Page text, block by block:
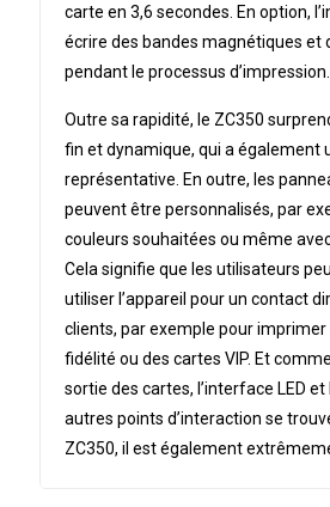
carte en 3,6 secondes. En option,
écrire des bandes magnétiques et
pendant le processus d’impression.
Outre sa rapidité, le ZC350
fin et dynamique, qui a également
représentative. En outre, les
peuvent être personnalisés, par
couleurs souhaitées ou même
Cela signifie que les utilisateurs
utiliser l’appareil pour un contact
clients, par exemple pour imprimer
fidélité ou des cartes VIP. Et
sortie des cartes, l’interface LED et
autres points d’interaction se
ZC350, il est également